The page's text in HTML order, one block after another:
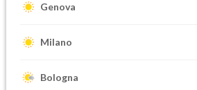
Genova
Milano
Bologna